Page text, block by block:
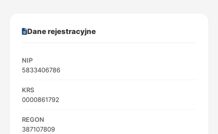
Dane rejestracyjne
NIP
5833406786
KRS
0000861792
REGON
387107809